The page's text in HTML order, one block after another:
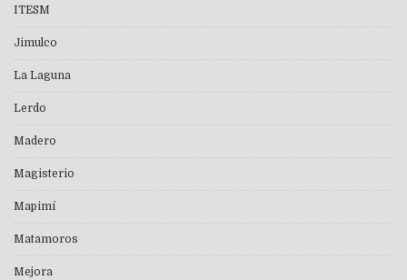
ITESM
Jimulco
La Laguna
Lerdo
Madero
Magisterio
Mapimí
Matamoros
Mejora